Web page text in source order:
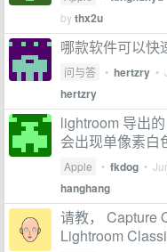
bythx2u
哪款软件可以快
问与答 • hertzry •
hertzry
lightroom 导出
会出现单像素白
Apple • fkdog •
hanghang
请教， Capture
Lightroom